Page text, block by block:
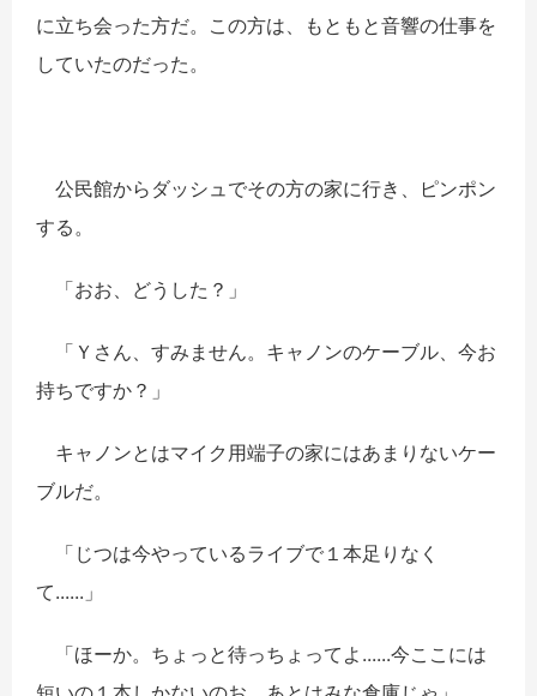
に立ち会った方だ。この方は、もともと音響の仕事を
していたのだった。
公民館からダッシュでその方の家に行き、ピンポン
する。
「おお、どうした？」
「Ｙさん、すみません。キャノンのケーブル、今お
持ちですか？」
キャノンとはマイク用端子の家にはあまりないケー
ブルだ。
「じつは今やっているライブで１本足りなく
て......」
「ほーか。ちょっと待っちょってよ......今ここには